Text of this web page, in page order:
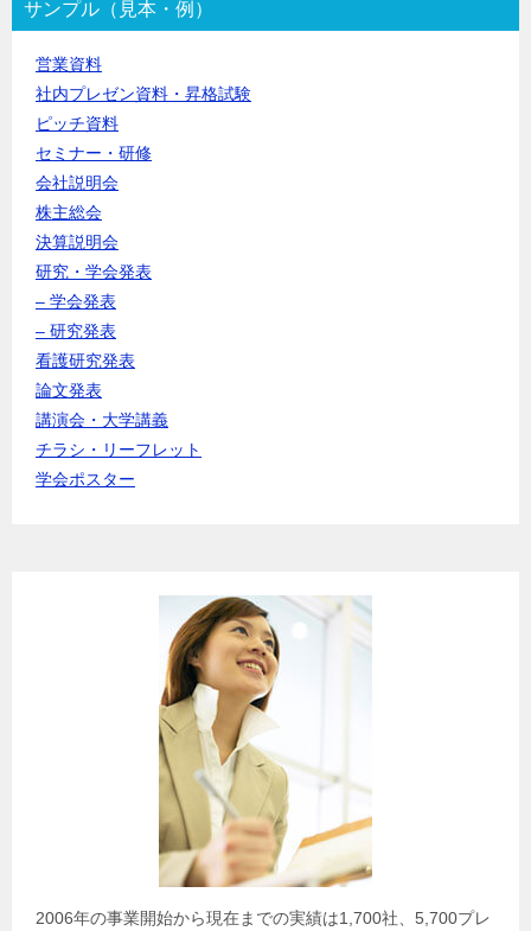
ー
シ
サンプル（見本・例）
営業資料
社内プレゼン資料・昇格試験
ピッチ資料
セミナー・研修
会社説明会
株主総会
決算説明会
研究・学会発表
– 学会発表
– 研究発表
看護研究発表
論文発表
講演会・大学講義
チラシ・リーフレット
学会ポスター
2006年の事業開始から現在までの実績は1,700社、5,700プレ